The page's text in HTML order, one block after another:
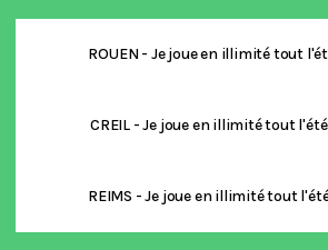
ROUEN - Je joue en illimité tout
CREIL - Je joue en illimité tout l'été
REIMS - Je joue en illimité tout